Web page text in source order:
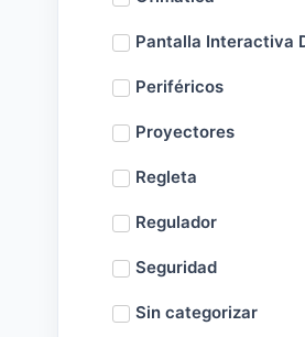
Pantalla Interactiva
Periféricos
Proyectores
Regleta
Regulador
Seguridad
Sin categorizar